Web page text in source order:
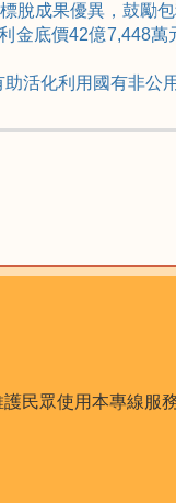
脫成果優異，鼓勵
金底價42億7,448
活化利用國有非公
眾使用本專線服